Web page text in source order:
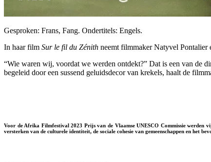
Gesproken: Frans, Fang. Ondertitels: Engels.
In haar film Sur le fil du Zénith neemt filmmaker Natyvel Pontalier
“Wie waren wij, voordat we werden ontdekt?” Dat is een van de
begeleid door een sussend geluidsdecor van krekels, haalt de
Voor de Afrika Filmfestival 2023 Prijs van de Vlaamse UNESCO Commissie werden
versterken van de culturele identiteit, de sociale cohesie van gemeenschappen en het